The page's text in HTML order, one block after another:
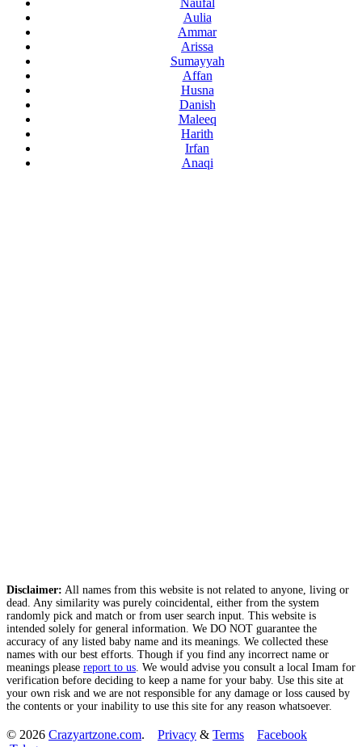
Aulia
Ammar
Arissa
Sumayyah
Affan
Husna
Danish
Maleeq
Harith
Irfan
Anaqi
Disclaimer: All names from this website is not related to anyone, living or
dead. Any similarity was purely coincidental, either from the system
randomly pick and match or from user search input. This website is
intended solely for general information. We DO NOT guarantee the
accuracy of any listed baby name and its meanings. We collected these
names with our best efforts. Though if you find any incorrect name or
meanings please report to us . We would advise you consult a local Imam for
verification before deciding to keep a name for your baby. Use this site at
your own risk and we are not responsible for any damage or loss caused by
the contents or your inability to use this site for any reason whatsoever.
© 2026 Crazyartzone.com. Privacy & Terms
Facebook